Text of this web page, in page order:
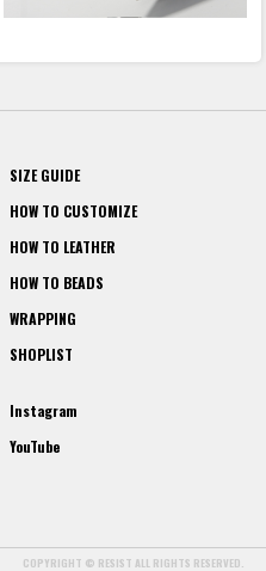
SIZE GUIDE
HOW TO CUSTOMIZE
HOW TO LEATHER
HOW TO BEADS
WRAPPING
SHOPLIST
Instagram
YouTube
COPYRIGHT © RESIST ALL RIGHTS RESERVED.